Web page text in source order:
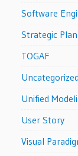
Software
Strategic
TOGAF
Uncategorized
Unified
User Story
Visual